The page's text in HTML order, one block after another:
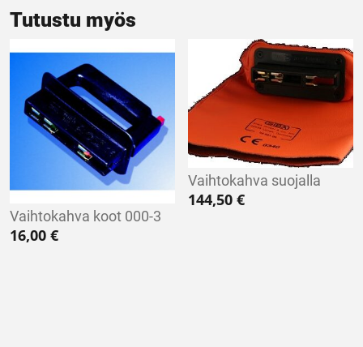
Tutustu myös
Vaihtokahva koot 000-3
16,00 €
Vaihtokahva suojalla
144,50€